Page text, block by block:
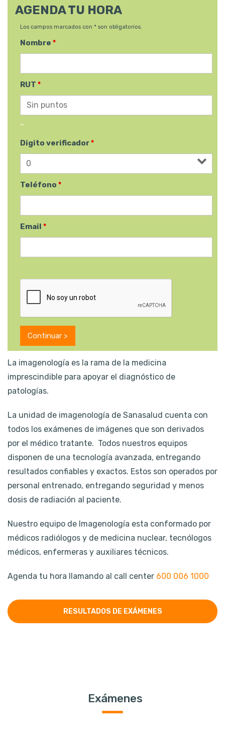
AGENDA TU HORA
Los campos marcados con * son obligatorios.
Nombre *
RUT *
-
Digito verificador*
Teléfono *
Email *
La imagenología es la rama de la medicina
imprescindible para apoyar el diagnóstico de
patologías.
La unidad de imagenología de Sanasalud cuenta con
todos los exámenes de imágenes que son derivados
por el médico tratante. Todos nuestros equipos
disponen de una tecnología avanzada, entregando
resultados confiables y exactos. Estos son operados por
personal entrenado, entregando seguridad y menos
dosis de radiación al paciente.
Nuestro equipo de Imagenología esta conformado por
médicos radiólogos y de medicina nuclear, tecnólogos
médicos, enfermeras y auxiliares técnicos.
Agenda tu hora llamando al call center 600 006 1000
RESULTADOS DE EXÁMENES
Exámenes